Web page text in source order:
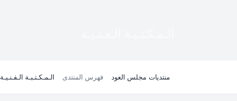
منتديات مجلس العود فهرس المنتدى الـمـكـتـبـة الـفـنـيـة